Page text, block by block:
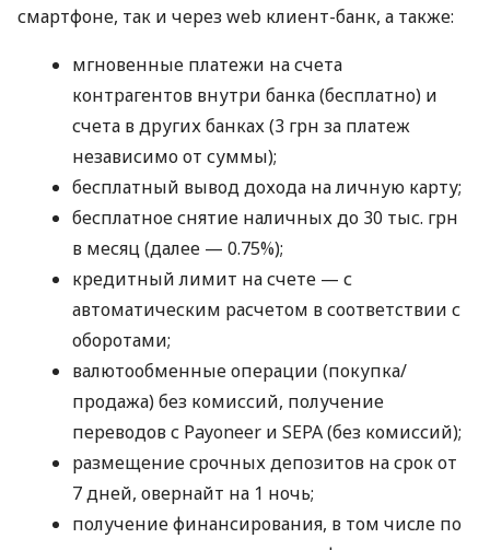
смартфоне, так и через web клиент-банк, а также:
мгновенные платежи на счета
контрагентов внутри банка (бесплатно) и
счета в других банках (3 грн за платеж
независимо от суммы);
бесплатный вывод дохода на личную карту;
бесплатное снятие наличных до 30 тыс. грн
в месяц (далее — 0.75%);
кредитный лимит на счете — с
автоматическим расчетом в соответствии с
оборотами;
валютообменные операции (покупка/
продажа) без комиссий, получение
переводов с Payoneer и SEPA (без комиссий);
размещение срочных депозитов на срок от
7 дней, овернайт на 1 ночь;
получение финансирования, в том числе по